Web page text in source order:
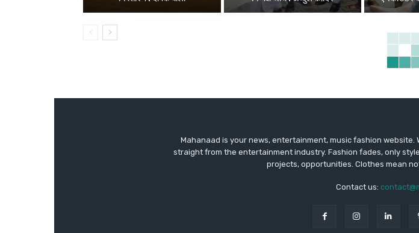
Mahanaad is your news, entertainment, music fashion
straight from the entertainment industry. Fashion fades, only
projects, opportunities. Clothes mean
Contact us: